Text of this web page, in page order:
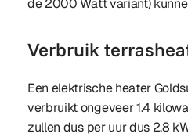
Verbruik
Een elektrische heater
verbruikt ongeveer 1.4
zullen dus per uur dus 2.8